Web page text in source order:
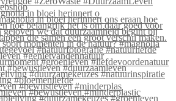
in bloei herinnert o
#bewustleven #minderplas